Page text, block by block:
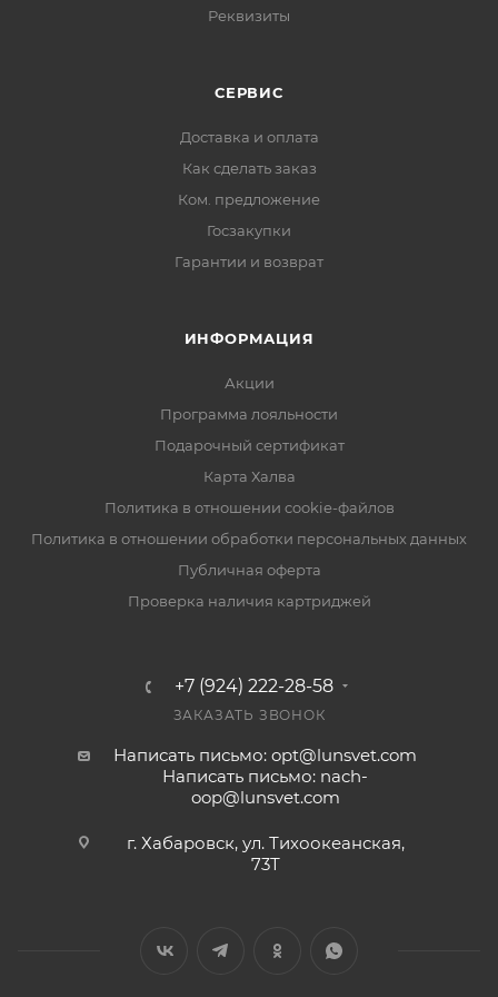
Реквизиты
СЕРВИС
Доставка и оплата
Как сделать заказ
Ком. предложение
Госзакупки
Гарантии и возврат
ИНФОРМАЦИЯ
Акции
Программа лояльности
Подарочный сертификат
Карта Халва
Политика в отношении cookie-файлов
Политика в отношении обработки персональных данных
Публичная оферта
Проверка наличия картриджей
+7 (924) 222-28-58
ЗАКАЗАТЬ ЗВОНОК
Написать письмо: opt@lunsvet.com
Написать письмо: nach-
oop@lunsvet.com
г. Хабаровск, ул. Тихоокеанская,
73Т